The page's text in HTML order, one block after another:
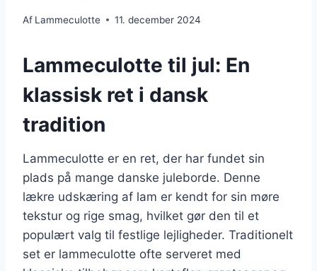
Af Lammeculotte 11. december 2024
Lammeculotte til jul: En
klassisk ret i dansk
tradition
Lammeculotte er en ret, der har fundet sin
plads på mange danske juleborde. Denne
lækre udskæring af lam er kendt for sin møre
tekstur og rige smag, hvilket gør den til et
populært valg til festlige lejligheder. Traditionelt
set er lammeculotte ofte serveret med